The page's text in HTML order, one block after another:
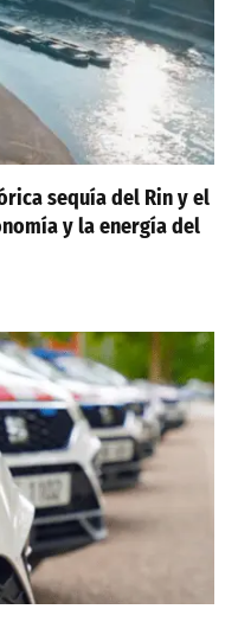
sequía del Rin y el
y la energía del